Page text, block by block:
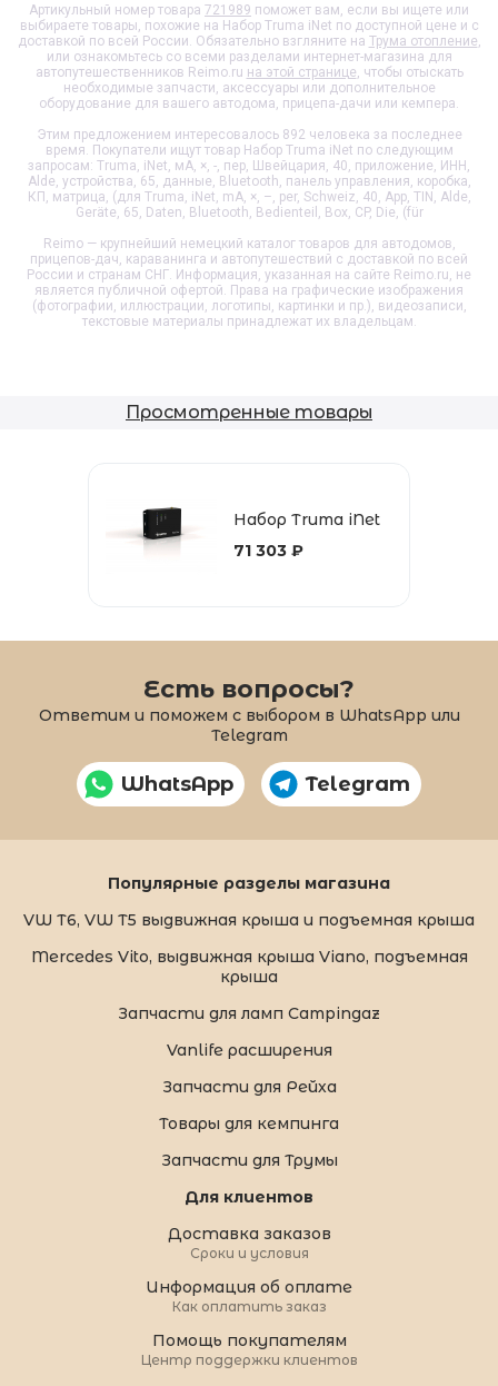
Артикульный номер товара 721989 поможет вам, если вы ищете или
выбираете товары, похожие на Набор Truma iNet по доступной цене и с
доставкой по всей России. Обязательно взгляните на Трума отопление
или ознакомьтесь со всеми разделами интернет-магазина для
автопутешественников Reimo.ru на этой странице , чтобы отыскать
необходимые запчасти, аксессуары или дополнительное
оборудование для вашего автодома, прицепа-дачи или кемпера.
Этим предложением интересовалось 892 человека за последнее
время. Покупатели ищут товар Набор Truma iNet по следующим
запросам: Truma, iNet, мА, ×, -, пер, Швейцария, 40, приложение, ИНН,
Alde, устройства, 65, данные, Bluetooth, панель управления, коробка,
КП, матрица, (для Truma, iNet, mA, ×, –, per, Schweiz, 40, App, TIN, Alde,
Geräte, 65, Daten, Bluetooth, Bedienteil, Box, CP, Die, (für
Reimo — крупнейший немецкий каталог товаров для автодомов,
прицепов-дач, караванинга и автопутешествий с доставкой по всей
России и странам СНГ. Информация, указанная на сайте Reimo.ru, не
является публичной офертой. Права на графические изображения
(фотографии, иллюстрации, логотипы, картинки и пр.), видеозаписи,
текстовые материалы принадлежат их владельцам.
Просмотренные товары
Набор Truma iNet
71 303 ₽
Есть вопросы?
Ответим и поможем с выбором в WhatsApp или
Telegram
WhatsApp Telegram
Популярные разделы магазина
VW T6, VW T5 выдвижная крыша и подъемная крыша
Mercedes Vito, выдвижная крыша Viano, подъемная
крыша
Запчасти для ламп Campingaz
Vanlife расширения
Запчасти для Рейха
Товары для кемпинга
Запчасти для Трумы
Для клиентов
Доставка заказов
Сроки и условия
Информация об оплате
Как оплатить заказ
Помощь покупателям
Центр поддержки клиентов